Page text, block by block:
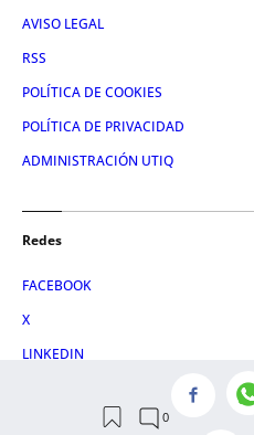
AVISO LEGAL
RSS
POLÍTICA DE COOKIES
POLÍTICA DE PRIVACIDAD
ADMINISTRACIÓN UTIQ
Redes
FACEBOOK
X
LINKEDIN